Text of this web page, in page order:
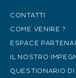
CONTATTI
COME VENIRE ?
ESPACE
IL NOSTRO
QUESTIONARIO